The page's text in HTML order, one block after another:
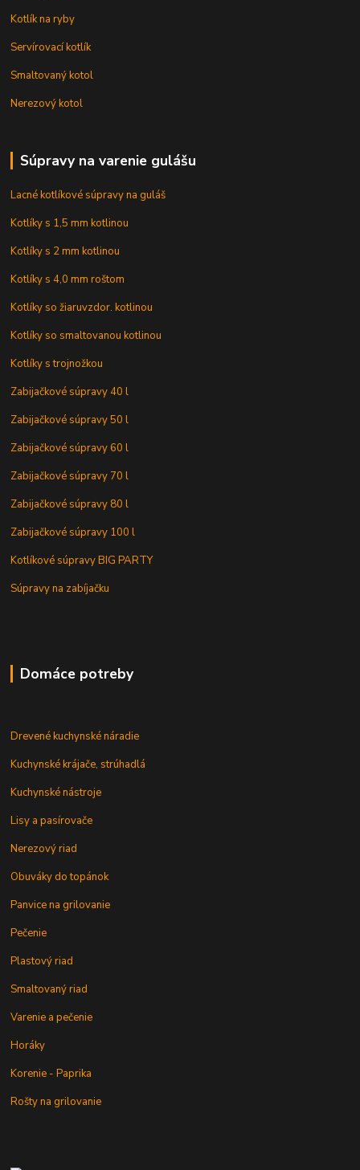
Kotlík na ryby
Servírovací kotlík
Smaltovaný kotol
Nerezový kotol
Súpravy na varenie gulášu
Lacné kotlíkové súpravy na guláš
Kotlíky s 1,5 mm kotlinou
Kotlíky s 2 mm kotlinou
Kotlíky s 4,0 mm roštom
Kotlíky so žiaruvzdor. kotlinou
Kotlíky so smaltovanou kotlinou
Kotlíky s trojnožkou
Zabijačkové súpravy 40 l
Zabijačkové súpravy 50 l
Zabijačkové súpravy 60 l
Zabijačkové súpravy 70 l
Zabijačkové súpravy 80 l
Zabijačkové súpravy 100 l
Kotlíkové súpravy BIG PARTY
Súpravy na zabíjačku
Domáce potreby
Drevené kuchynské náradie
Kuchynské krájače, strúhadlá
Kuchynské nástroje
Lisy a pasírovače
Nerezový riad
Obuváky do topánok
Panvice na grilovanie
Pečenie
Plastový riad
Smaltovaný riad
Varenie a pečenie
Horáky
Korenie - Paprika
Rošty na grilovanie